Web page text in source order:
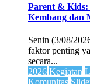
Parent & Kids:
Kembang dan
Senin (3/08/
faktor penting
secara...
2026 Kegiatan
Komunitas